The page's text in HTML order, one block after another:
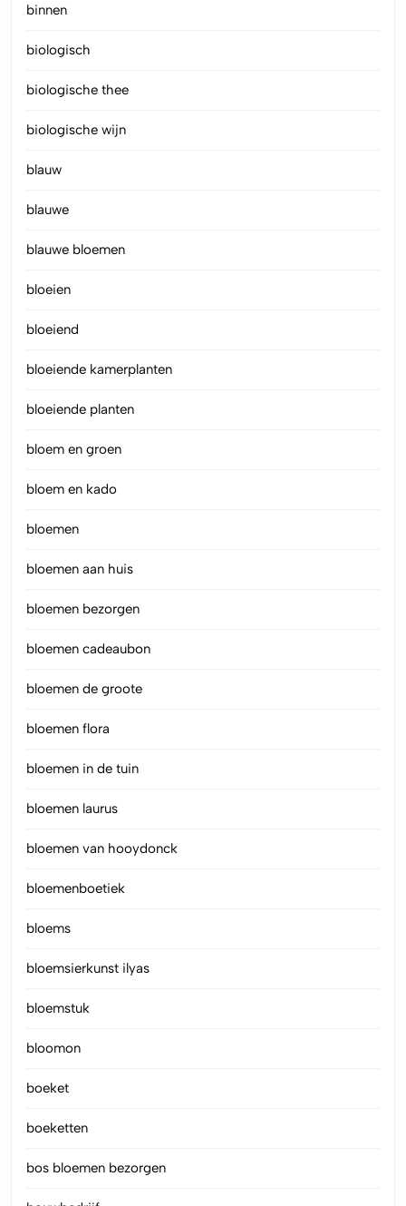
binnen
biologisch
biologische thee
biologische wijn
blauw
blauwe
blauwe bloemen
bloeien
bloeiend
bloeiende kamerplanten
bloeiende planten
bloem en groen
bloem en kado
bloemen
bloemen aan huis
bloemen bezorgen
bloemen cadeaubon
bloemen de groote
bloemen flora
bloemen in de tuin
bloemen laurus
bloemen van hooydonck
bloemenboetiek
bloems
bloemsierkunst ilyas
bloemstuk
bloomon
boeket
boeketten
bos bloemen bezorgen